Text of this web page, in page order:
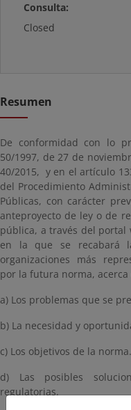
Consulta:
Closed
Resumen
De conformidad con lo
50/1997, de 27 de
40/2015, y en el artículo
del Procedimiento
Públicas, con carácter
anteproyecto de ley o de
pública, a través del portal
en la que se recabará
organizaciones más
por la futura norma, acerca
a) Los problemas que se
b) La necesidad y
c) Los objetivos de la norma.
d) Las posibles
regulatorias.